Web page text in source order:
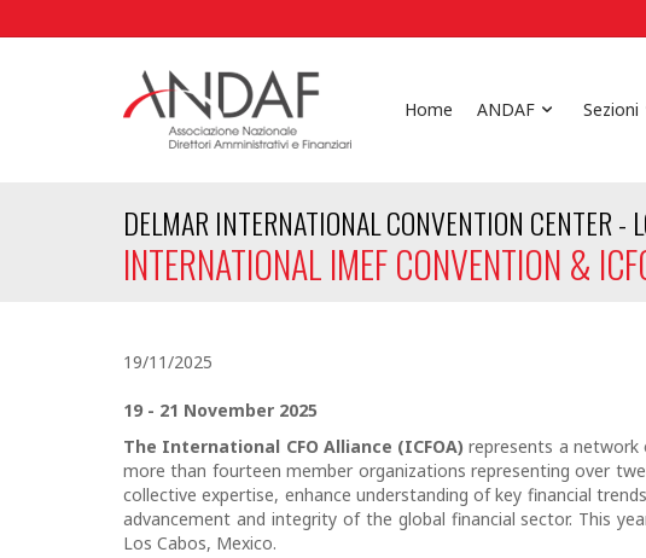
Home ANDAF Sezioni
DELMAR INTERNATIONAL CONVENTION CENTER -
INTERNATIONAL IMEF CONVENTION &
19/11/2025
19 - 21 November 2025
The International CFO Alliance (ICFOA) represents a network
more than fourteen member organizations representing over
collective expertise, enhance understanding of key financial
advancement and integrity of the global financial sector. This
Los Cabos, Mexico.